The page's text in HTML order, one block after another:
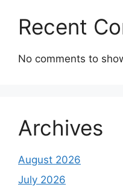
Recent
No comments to
Archives
August 2026
July 2026